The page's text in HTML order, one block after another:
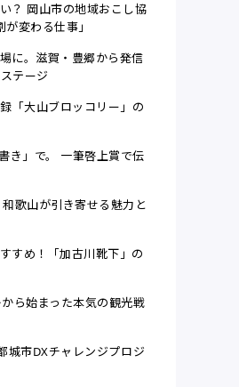
？ 岡山市の地域おこし協
変わる仕事」
に。滋賀・豊郷から発信
テージ
「大山ブロッコリー」の
き」で。 一筆啓上賞で伝
歌山が引き寄せる魅力と
すめ！「加古川靴下」の
ら始まった本気の観光戦
城市DXチャレンジプロジ